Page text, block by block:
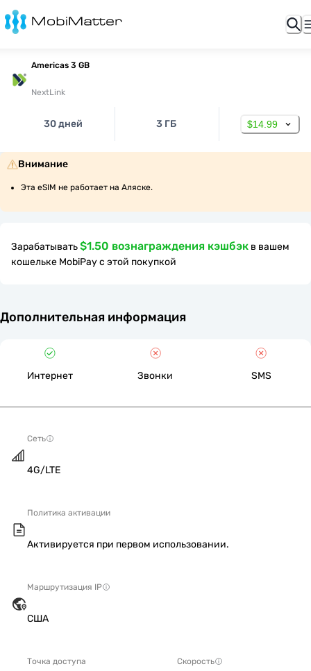
Americas 3 GB
NextLink
30 дней 3 ГБ $14.99
Внимание
Эта eSIM не работает на Аляске.
Зарабатывать$1.50 вознаграждения кэшбэк в вашем
кошельке MobiPay с этой покупкой
Дополнительная информация
Интернет Звонки SMS
Сеть
4G/LTE
Политика активации
Активируется при первом использовании.
Маршрутизация IP
США
Точка доступа Скорость